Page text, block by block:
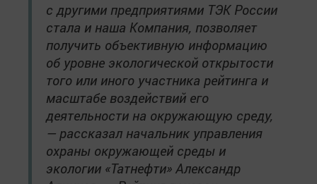
с другими предприятиями ТЭК России
стала и наша Компания, позволяет
получить объективную информацию
об уровне экологической открытости
того или иного участника рейтинга и
масштабе воздействий его
деятельности на окружающую среду,
— рассказал начальник управления
охраны окружающей среды и
экологии «Татнефти» Александр